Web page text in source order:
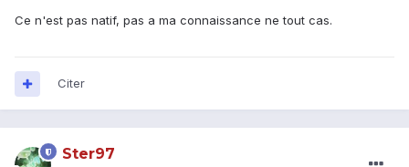
Ce n'est pas natif, pas a ma connaissance ne tout cas.
Citer
Ster97